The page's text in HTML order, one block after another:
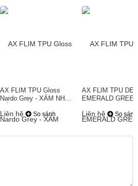
AX FLIM TPU Gloss
Nardo Grey - XÁM NHẠT
Liên hệ So sánh
AX FLIM TPU
EMERALD
Liên hệ So sánh